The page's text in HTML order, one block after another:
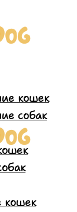
кошек
собак
кошек